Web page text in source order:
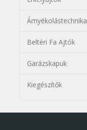
Árnyékolástechnika
Beltéri Fa Ajtók
Garázskapuk
Kiegészítők